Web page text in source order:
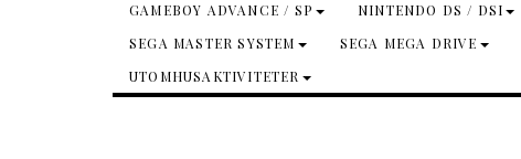
GAMEBOY ADVANCE / SP
NINTENDO DS / DSI
SEGA MASTER SYSTEM
SEGA MEGA DRIVE
UTOMHUSAKTIVITETER